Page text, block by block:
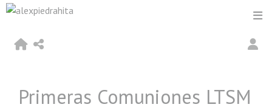
Primeras Comuniones LTSM